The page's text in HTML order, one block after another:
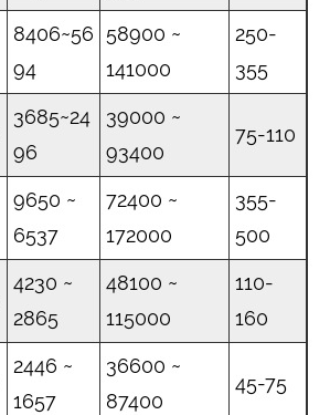
8406~56
94
58900 ~
141000
250-
355
3685~24
96
39000 ~
93400
75-110
9650 ~
6537
72400 ~
172000
355-
500
4230 ~
2865
48100 ~
115000
110-
160
2446 ~
1657
36600 ~
87400
45-75